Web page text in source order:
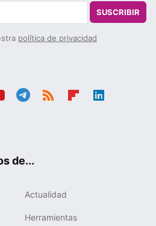
SUSCRIBIR
política de privacidad
de...
Actualidad
Herramientas